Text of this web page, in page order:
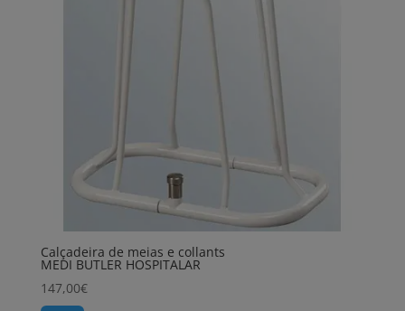
Calçadeira de meias e collants
MEDI BUTLER HOSPITALAR
147,00€